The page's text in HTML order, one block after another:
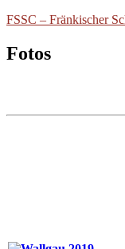
FSSC – Fränkischer
Fotos